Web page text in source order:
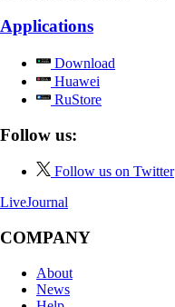
Applications
Download
Huawei
RuStore
Follow us:
Follow us on Twitter
LiveJournal
COMPANY
About
News